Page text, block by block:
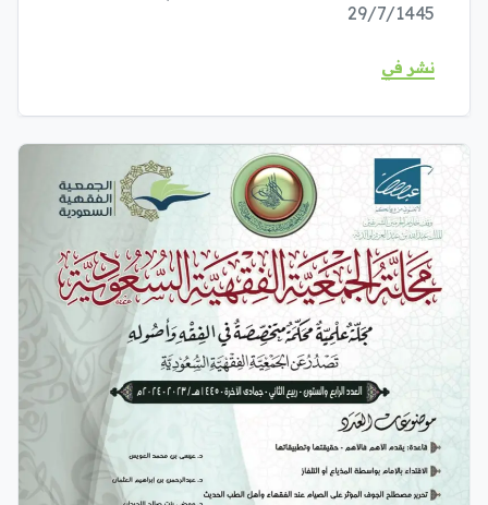
29/7/1445
نشر في